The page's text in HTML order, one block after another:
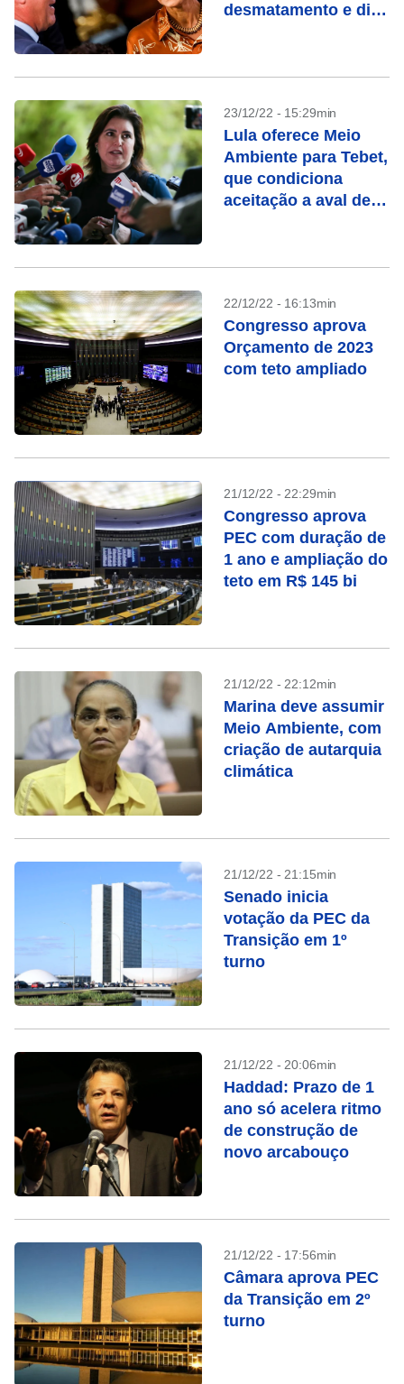
desmatamento e diz
Brasil
23/12/22 - 15:29min
Lula oferece Meio
Ambiente para Tebet,
que condiciona
aceitação a aval de
22/12/22 - 16:13min
Congresso aprova
Orçamento de 2023
com teto ampliado
21/12/22 - 22:29min
Congresso aprova
PEC com duração de
1 ano e ampliação do
teto em R$ 145 bi
21/12/22 - 22:12min
Marina deve assumir
Meio Ambiente, com
criação de autarquia
climática
21/12/22 - 21:15min
Senado inicia
votação da PEC da
Transição em 1º
turno
21/12/22 - 20:06min
Haddad: Prazo de 1
ano só acelera ritmo
de construção de
novo arcabouço
21/12/22 - 17:56min
Câmara aprova PEC
da Transição em 2º
turno